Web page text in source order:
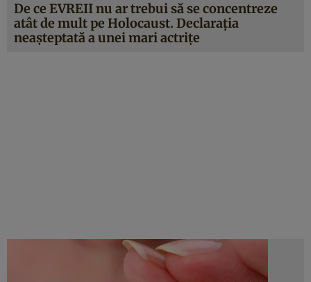
De ce EVREII nu ar trebui să se concentreze
atât de mult pe Holocaust. Declaraţia
neaşteptată a unei mari actriţe